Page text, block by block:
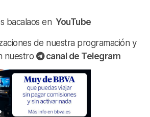
bacalaos en YouTube
de nuestra programación y
nuestro
canal de Telegram